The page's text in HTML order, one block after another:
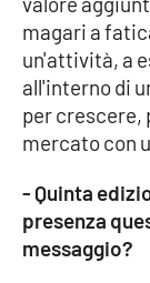
LAC
NETWORK
Lacplay.it
Lactv.it
Laconair.it
Lacitymag.it
magari a
un'attività, a
all'interno di
per crescere,
mercato con
- Quinta
presenza
messaggio?